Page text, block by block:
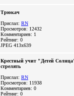
Трюкач
Прислал: RN
Просмотров: 12432
Комментариев: 1
Рейтинг: 0
JPEG 413x639
Крестный учит "Детей
стрелять
Прислал: RN
Просмотров: 11938
Комментариев: 0
Рейтинг: 0